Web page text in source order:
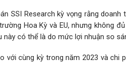
SSI Research kỳ vọng rằng
Hoa Kỳ và EU, nhưng không
có thể là do mức lợi nhuận so
với cùng kỳ trong năm 2023 và chi